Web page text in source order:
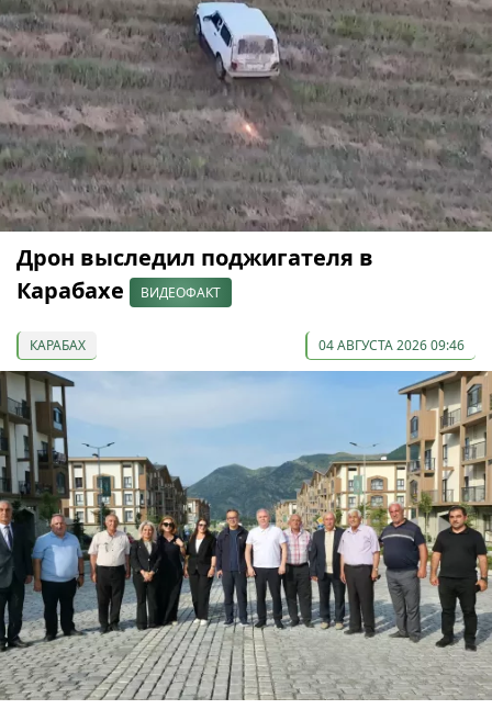
Дрон выследил поджигателя в
Карабахе
ВИДЕОФАКТ
КАРАБАХ 04 АВГУСТА 2026 09:46